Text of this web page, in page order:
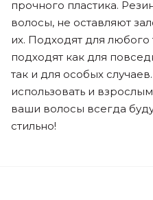
прочного пластика.
волосы, не оставляют
их. Подходят для любого
подходят как для
так и для особых
использовать и
ваши волосы всегда
стильно!